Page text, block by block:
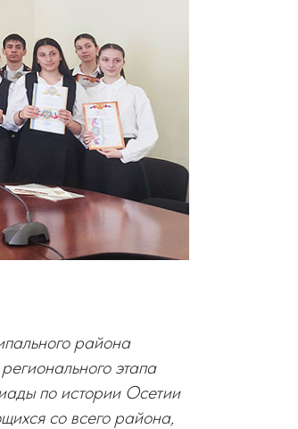
района
этапа
по истории Осетии
со всего района,